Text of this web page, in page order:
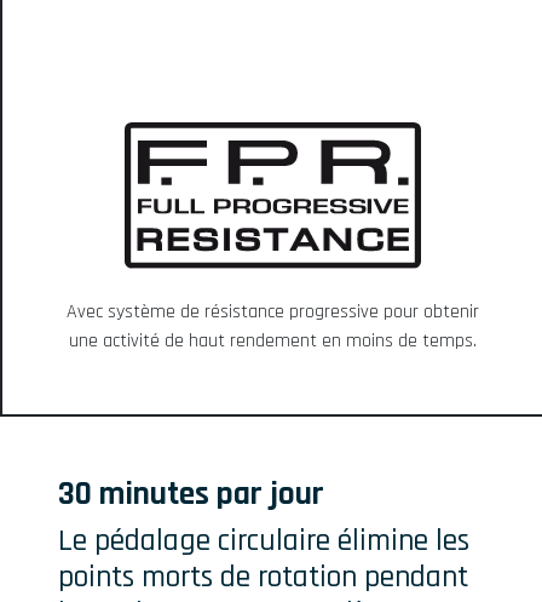
Avec système de résistance progressive pour obtenir
une activité de haut rendement en moins de temps.
30 minutes par jour
Le pédalage circulaire élimine les
points morts de rotation pendant